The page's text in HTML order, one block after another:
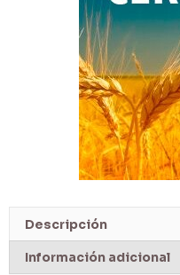
Descripción
Información adicional